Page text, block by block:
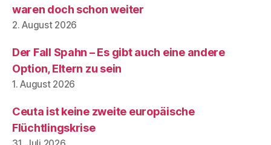
waren doch schon weiter
2. August 2026
Der Fall Spahn – Es gibt auch eine andere
Option, Eltern zu sein
1. August 2026
Ceuta ist keine zweite europäische
Flüchtlingskrise